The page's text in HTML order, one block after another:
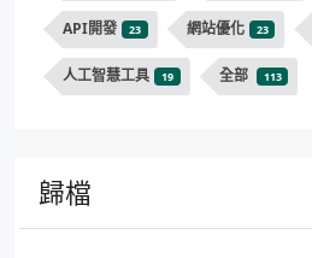
API開發 23 網站優化 23
人工智慧工具 19 全部 113
歸檔